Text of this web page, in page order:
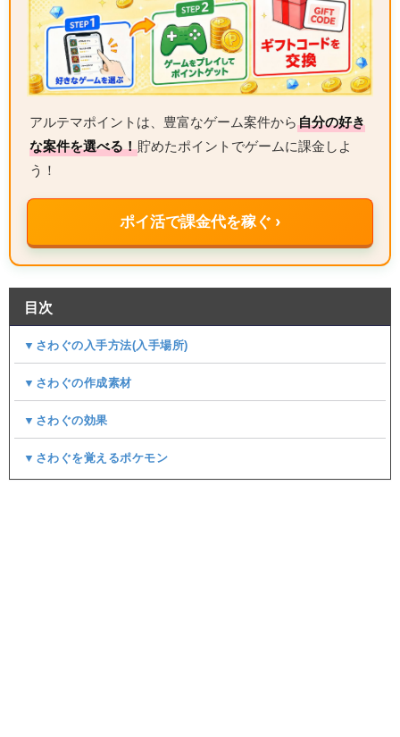
アルテマポイントは、豊富なゲーム案件から自分の好き
な案件を選べる！貯めたポイントでゲームに課金しよ
う！
ポイ活で課金代を稼ぐ ›
目次
▼さわぐの入手方法(入手場所)
▼さわぐの作成素材
▼さわぐの効果
▼さわぐを覚えるポケモン